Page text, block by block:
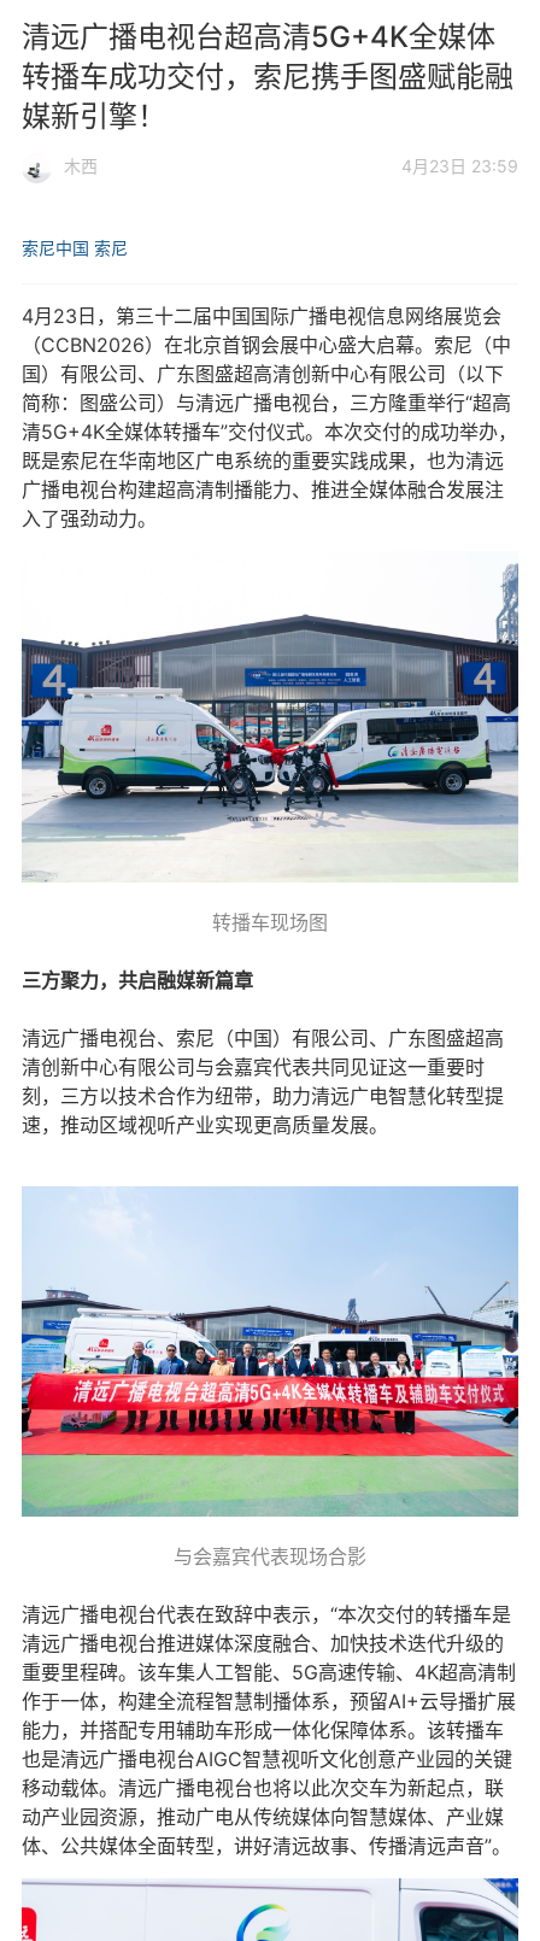
清远广播电视台超高清5G+4K全媒体
转播车成功交付，索尼携手图盛赋能融
媒新引擎！
木西 4月23日 23:59
索尼中国 索尼
4月23日，第三十二届中国国际广播电视信息网络展览会
（CCBN2026）在北京首钢会展中心盛大启幕。索尼（中
国）有限公司、广东图盛超高清创新中心有限公司（以下
简称：图盛公司）与清远广播电视台，三方隆重举行“超高
清5G+4K全媒体转播车”交付仪式。本次交付的成功举办，
既是索尼在华南地区广电系统的重要实践成果，也为清远
广播电视台构建超高清制播能力、推进全媒体融合发展注
入了强劲动力。
转播车现场图
三方聚力，共启融媒新篇章
清远广播电视台、索尼（中国）有限公司、广东图盛超高
清创新中心有限公司与会嘉宾代表共同见证这一重要时
刻，三方以技术合作为纽带，助力清远广电智慧化转型提
速，推动区域视听产业实现更高质量发展。
与会嘉宾代表现场合影
清远广播电视台代表在致辞中表示，“本次交付的转播车是
清远广播电视台推进媒体深度融合、加快技术迭代升级的
重要里程碑。该车集人工智能、5G高速传输、4K超高清制
作于一体，构建全流程智慧制播体系，预留AI+云导播扩展
能力，并搭配专用辅助车形成一体化保障体系。该转播车
也是清远广播电视台AIGC智慧视听文化创意产业园的关键
移动载体。清远广播电视台也将以此次交车为新起点，联
动产业园资源，推动广电从传统媒体向智慧媒体、产业媒
体、公共媒体全面转型，讲好清远故事、传播清远声音”。